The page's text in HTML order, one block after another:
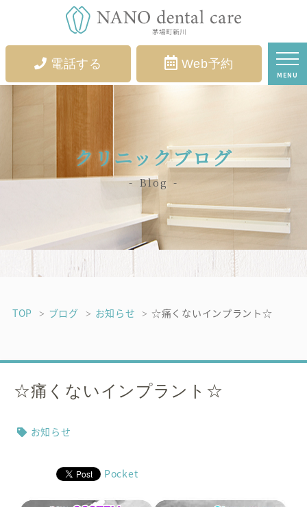
電話する Web予約
MENU
クリニックブログ
Blog
TOP ブログ お知らせ ☆痛くないインプラント☆
☆痛くないインプラント☆
お知らせ
Pocket